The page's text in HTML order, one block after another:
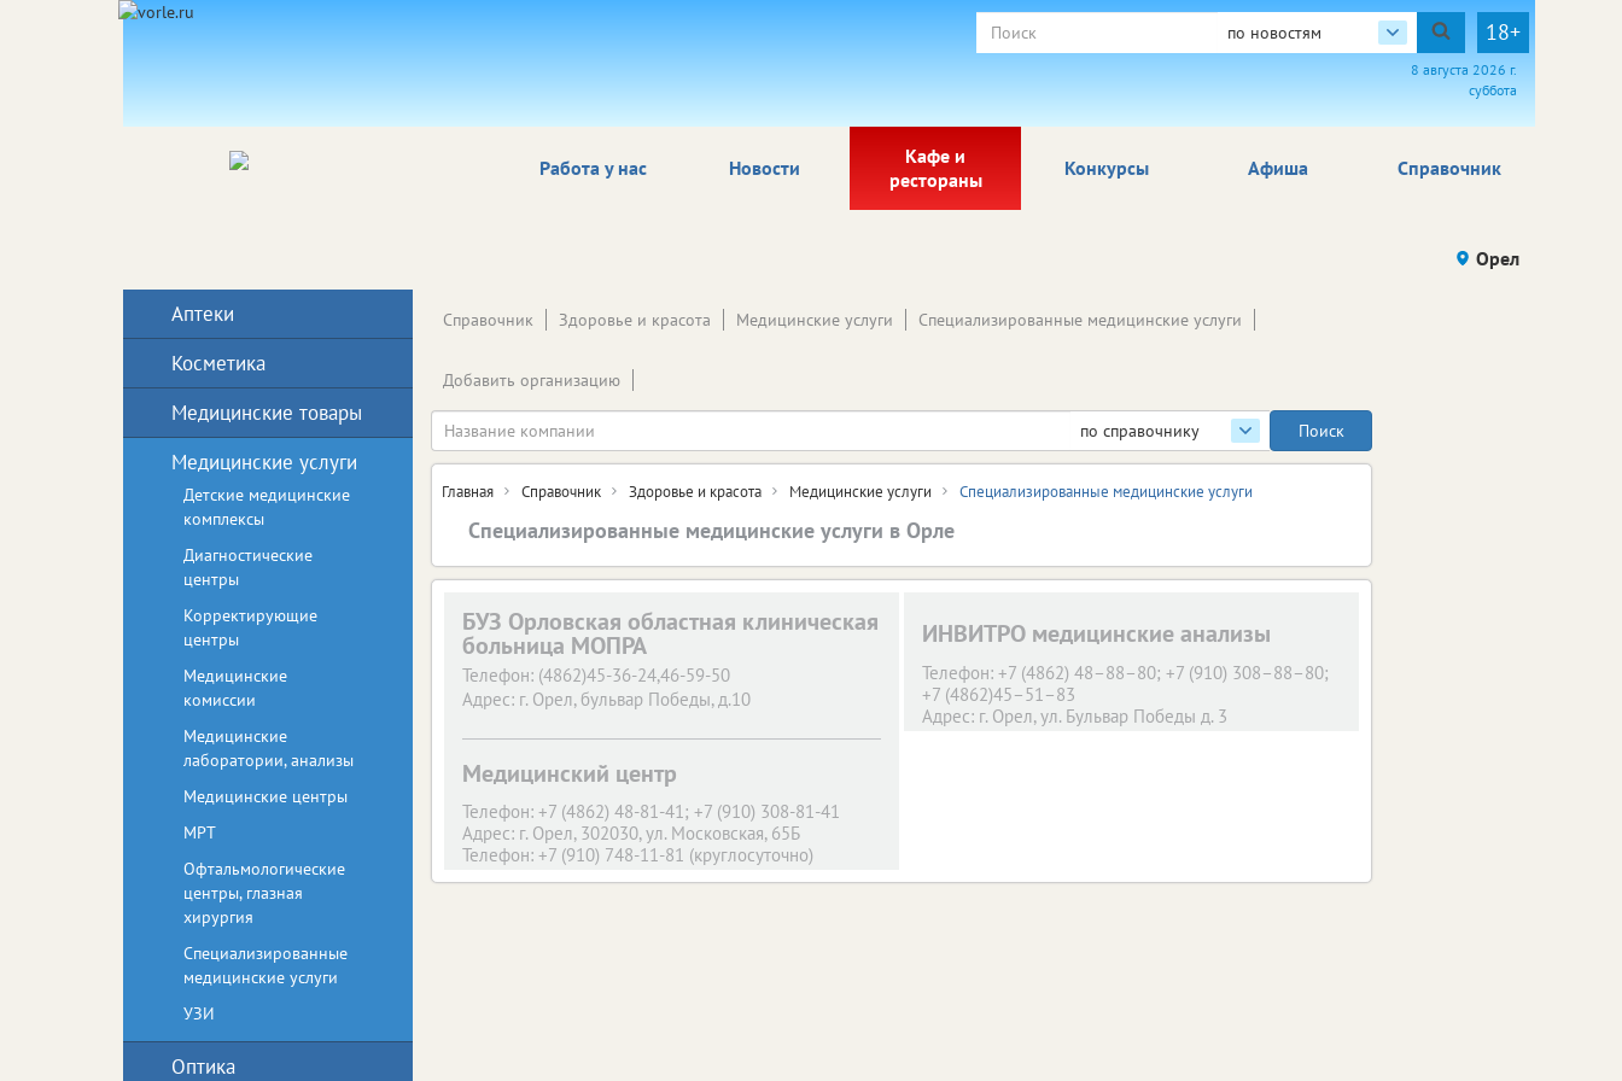
по новостям 18+
8 августа 2026 г.
суббота
Работа у нас Новости
Кафе и
рестораны
Афиша Справочник
Конкурсы
Орел
по справочнику
Справочник Здоровье и красота Медицинские услуги Специализированные медицинские услуги
Добавить организацию
Главная Справочник Здоровье и красота Медицинские услуги Специализированные медицинские услуги
Специализированные медицинские услуги в Орле
БУЗ Орловская областная клиническая
больница МОПРА
Телефон: (4862)45-36-24,46-59-50
Адрес: г. Орел, бульвар Победы, д.10
ИНВИТРО медицинские анализы
Телефон: +7 (4862) 48–88–80; +7 (910) 308–88–80;
+7 (4862)45–51–83
Адрес: г. Орел, ул. Бульвар Победы д. 3
Медицинский центр
Телефон: +7 (4862) 48-81-41; +7 (910) 308-81-41
Адрес: г. Орел, 302030, ул. Московская, 65Б
Телефон: +7 (910) 748-11-81 (круглосуточно)
Адрес: г. Орел, 302030, ул. Герцена, 6А
Аптеки
Косметика
Медицинские товары
Медицинские услуги
Детские медицинские
комплексы
Диагностические
центры
Корректирующие
центры
Медицинские
комиссии
Медицинские
лаборатории, анализы
Медицинские центры
МРТ
Офтальмологические
центры, глазная
хирургия
Специализированные
медицинские услуги
УЗИ
Оптика